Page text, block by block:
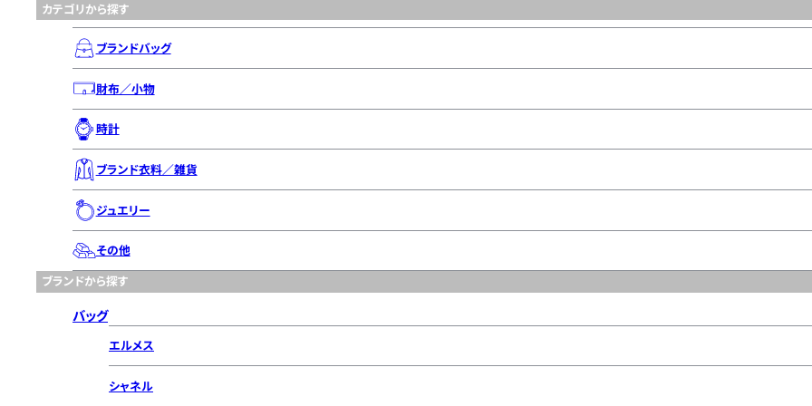
カテゴリから探す
ブランドバッグ
財布／小物
時計
ブランド衣料／雑貨
ジュエリー
その他
ブランドから探す
バッグ
エルメス
シャネル